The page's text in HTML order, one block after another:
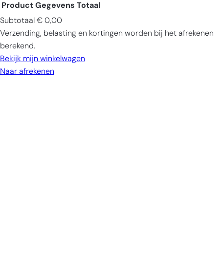
Producten
in
winkelwagen
Product Gegevens Totaal
Subtotaal € 0,00
Verzending, belasting en kortingen worden bij het afrekenen
berekend.
Bekijk mijn winkelwagen
Naar afrekenen